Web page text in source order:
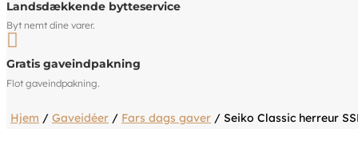
Landsdækkende bytteservice
Byt nemt dine varer.

Gratis gaveindpakning
Flot gaveindpakning.
Hjem / Gaveidéer / Fars dags gaver / Seiko Classic herreur